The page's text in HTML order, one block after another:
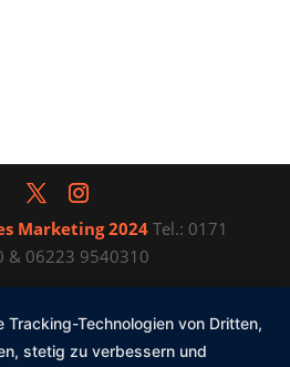
Marketing 2024 Tel.: 0171
& 06223 9540310
Tracking-Technologien von Dritten,
stetig zu verbessern und